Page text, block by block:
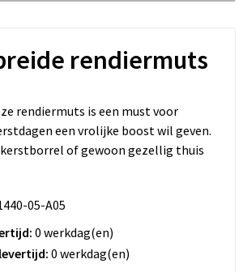
en buiten
Fiets
rendiermuts
rendiermuts is een must voor
een vrolijke boost wil geven.
of gewoon gezellig thuis
05-A05
0 werkdag(en)
0 werkdag(en)